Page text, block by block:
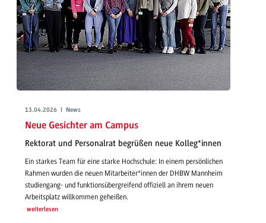
13.04.2026 | News
Neue Gesichter am Campus
Rektorat und Personalrat begrüßen neue Kolleg*innen
Ein starkes Team für eine starke Hochschule: In einem persönlichen
Rahmen wurden die neuen Mitarbeiter*innen der DHBW Mannheim
studiengang- und funktionsübergreifend offiziell an ihrem neuen
Arbeitsplatz willkommen geheißen.
weiterlesen